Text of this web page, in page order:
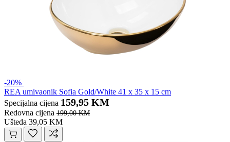
-20%
REA umivaonik Sofia Gold/White 41 x 35 x 15 cm
Specijalna cijena 159,95 KM
Redovna cijena 199,00 KM
Ušteda 39,05 KM